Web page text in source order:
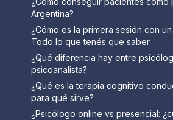
Argentina?
¿Cómo es la primera sesión con
Todo lo que tenés que saber
¿Qué diferencia hay entre
psicoanalista?
¿Qué es la terapia cognitivo
para qué sirve?
¿Psicólogo online vs presencial: